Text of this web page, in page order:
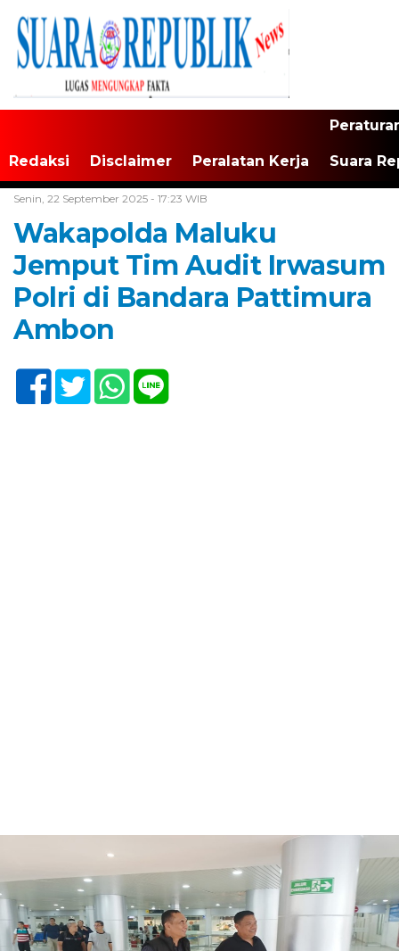
Redaksi Disclaimer Peralatan Kerja Suara
Senin, 22 September 2025 - 17:23 WIB
Wakapolda Maluku
Jemput Tim Audit Irwasum
Polri di Bandara Pattimura
Ambon